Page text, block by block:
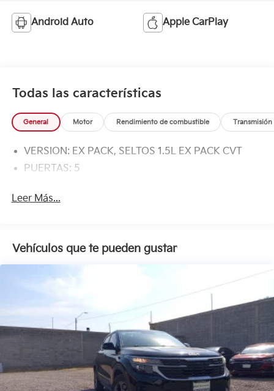
Android Auto Apple CarPlay
Todas las características
General Motor Rendimiento de combustible Transmisión
VERSION: EX PACK, SELTOS 1.5L EX PACK CVT
PUERTAS: 5
Leer Más...
Vehículos que te pueden gustar